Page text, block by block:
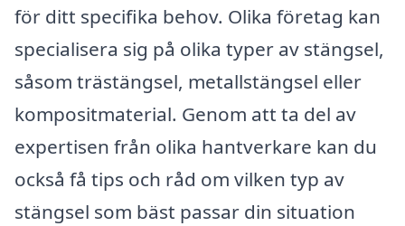
för ditt specifika behov. Olika företag kan
specialisera sig på olika typer av stängsel,
såsom trästängsel, metallstängsel eller
kompositmaterial. Genom att ta del av
expertisen från olika hantverkare kan du
också få tips och råd om vilken typ av
stängsel som bäst passar din situation